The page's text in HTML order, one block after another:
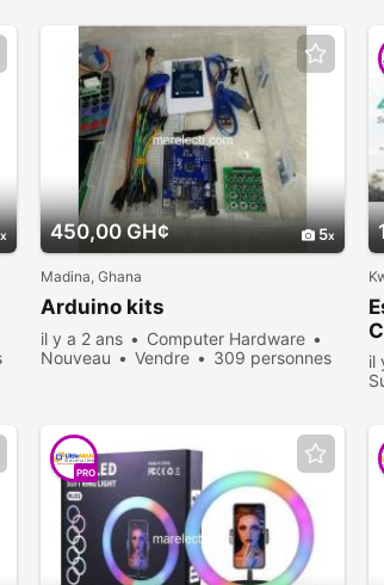
450,00 GH¢ 5
Madina, Ghana
Arduino kits
il y a 2 ans
Computer Hardware
Nouveau
Vendre
309 personnes
il
PRO